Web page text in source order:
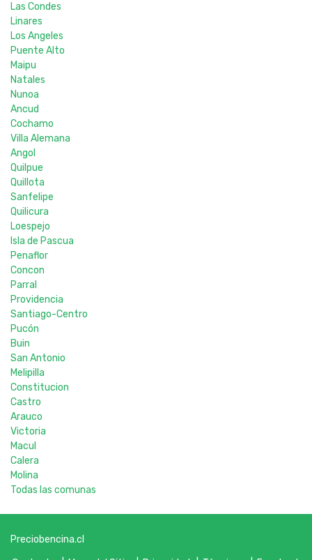
Las Condes
Linares
Los Angeles
Puente Alto
Maipu
Natales
Nunoa
Ancud
Cochamo
Villa Alemana
Angol
Quilpue
Quillota
Sanfelipe
Quilicura
Loespejo
Isla de Pascua
Penaflor
Concon
Parral
Providencia
Santiago-Centro
Pucón
Buin
San Antonio
Melipilla
Constitucion
Castro
Arauco
Victoria
Macul
Calera
Molina
Todas las comunas
Preciobencina.cl